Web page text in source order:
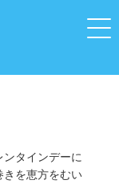
ンタインデーに
きを恵方をむい